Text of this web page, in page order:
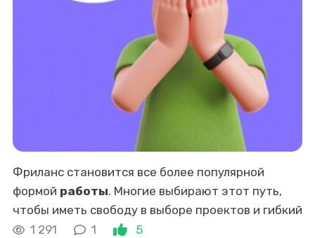
Фриланс становится все более популярной
формой работы. Многие выбирают этот путь,
чтобы иметь свободу в выборе проектов и гибкий
график работы
. Но все не так просто – в
1 291 1 5